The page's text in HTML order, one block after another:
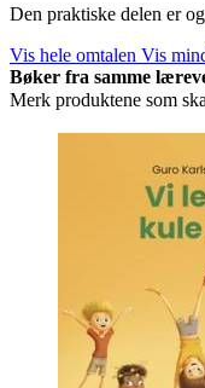
Den praktiske delen er
Vis hele omtalen Vis
Bøker fra samme
Merk produktene som